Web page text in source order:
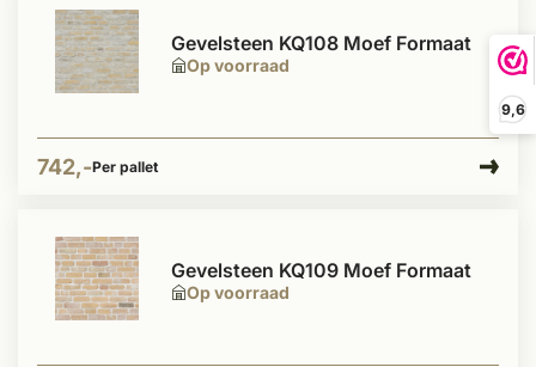
9,6
Op voorraad
Gevelsteen KQ108 Moef Formaat
742,-Per pallet
Op voorraad
Gevelsteen KQ109 Moef Formaat